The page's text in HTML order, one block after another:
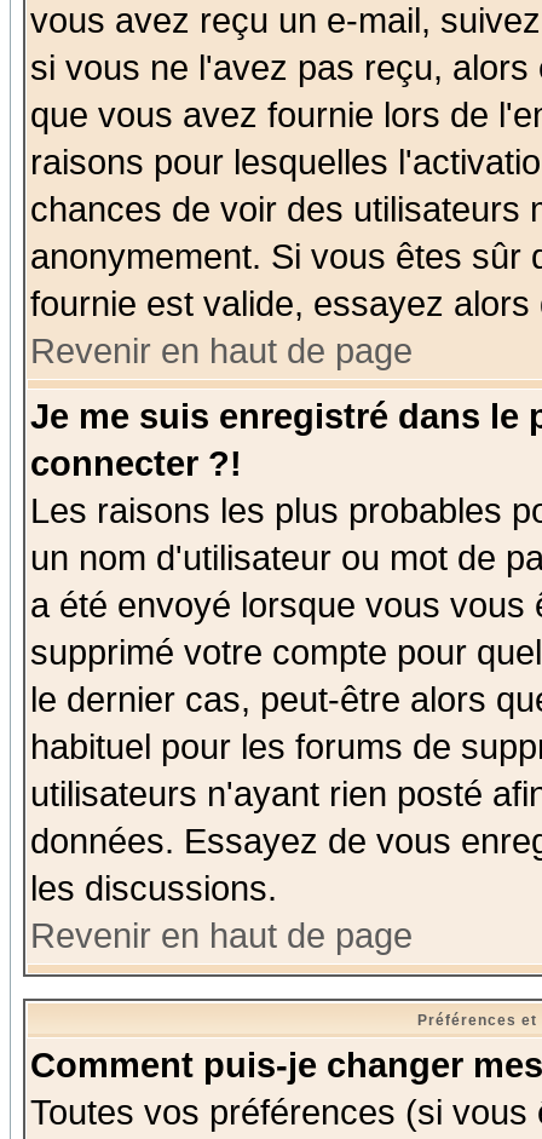
vous avez reçu un e-mail,
si vous ne l'avez pas reçu,
que vous avez fournie lors de
raisons pour lesquelles
chances de voir des utilisateurs
anonymement. Si vous êtes sûr
fournie est valide, essayez
Revenir en haut de page
Je me suis enregistré dans le
connecter ?!
Les raisons les plus probables
un nom d'utilisateur ou mot de
a été envoyé lorsque vous
supprimé votre compte pour
le dernier cas, peut-être alors
habituel pour les forums de
utilisateurs n'ayant rien posté
données. Essayez de vous
les discussions.
Revenir en haut de page
Préférences
Comment puis-je changer
Toutes vos préférences (si